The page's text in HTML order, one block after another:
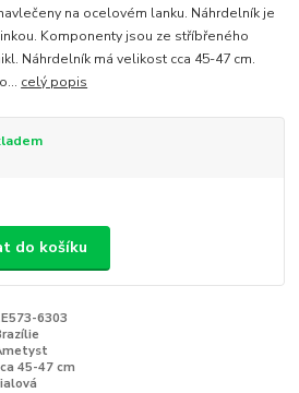
na ocelovém lanku. Náhrdelník je
Komponenty jsou ze stříbřeného
Náhrdelník má velikost cca 45-47 cm.
celý popis
do košíku
6303
45-47 cm